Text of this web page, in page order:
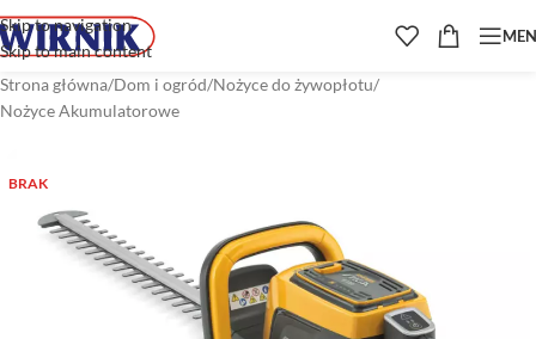
Skip to navigation
Skip to main content
Strona główna/Dom i ogród/Nożyce do żywopłotu/
Nożyce Akumulatorowe
BRAK